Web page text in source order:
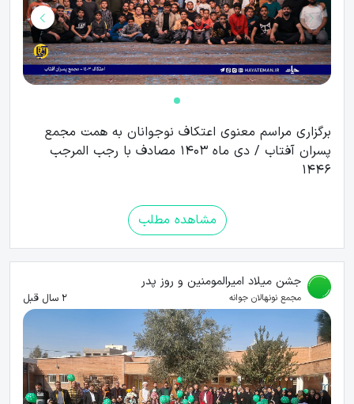
برگزاری مراسم معنوی اعتکاف نوجوانان به همت مجمع
پسران آفتاب / دی ماه 1403 مصادف با رجب المرجب
1446
مشاهده مطلب
جشن میلاد امیرالمومنین و روز پدر
مجمع نونهالان جوانه 2 سال قبل